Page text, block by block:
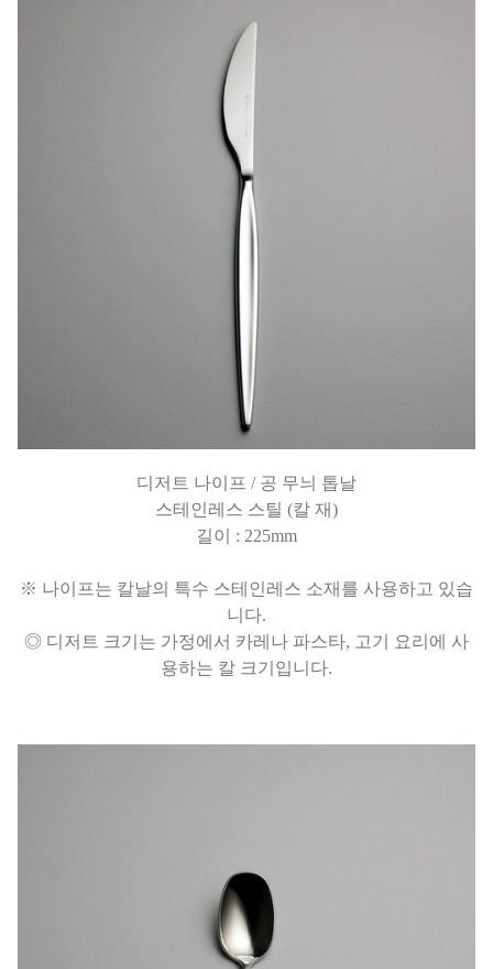
디저트 나이프 / 공 무늬 톱날
스테인레스 스틸 (칼 재)
길이 : 225mm
※ 나이프는 칼날의 특수 스테인레스 소재를 사용하고 있습
니다.
◎ 디저트 크기는 가정에서 카레나 파스타, 고기 요리에 사
용하는 칼 크기입니다.